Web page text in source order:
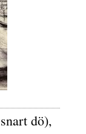
dö),